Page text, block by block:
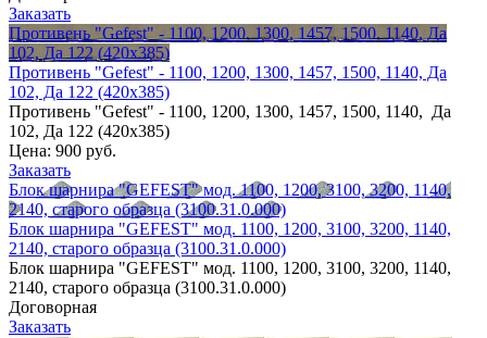
Заказать
Противень "Gefest" - 1100, 1200, 1300, 1457, 1500, 1140, Да
102, Да 122 (420х385)
Противень "Gefest" - 1100, 1200, 1300, 1457, 1500, 1140, Да
102, Да 122 (420х385)
Противень "Gefest" - 1100, 1200, 1300, 1457, 1500, 1140, Да
102, Да 122 (420х385)
Цена: 900 руб.
Заказать
Блок шарнира "GEFEST" мод. 1100, 1200, 3100, 3200, 1140,
2140, старого образца (3100.31.0.000)
Блок шарнира "GEFEST" мод. 1100, 1200, 3100, 3200, 1140,
2140, старого образца (3100.31.0.000)
Блок шарнира "GEFEST" мод. 1100, 1200, 3100, 3200, 1140,
2140, старого образца (3100.31.0.000)
Договорная
Заказать